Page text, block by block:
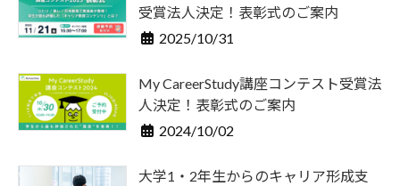
受賞法人決定！表彰式のご案内
2025/10/31
My CareerStudy講座コンテスト受賞法
人決定！表彰式のご案内
2024/10/02
大学1・2年生からのキャリア形成支